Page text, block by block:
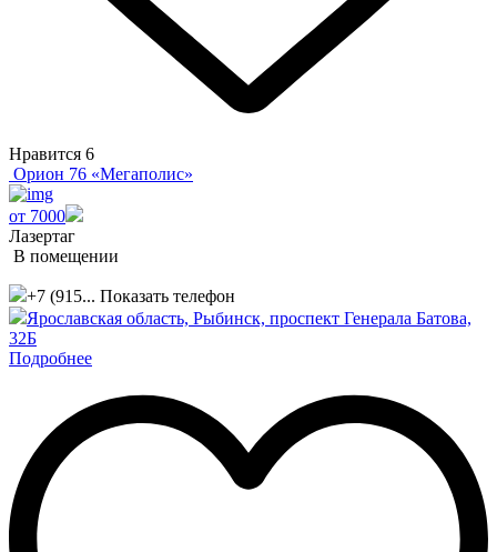
Нравится 6
Орион 76 «Мегаполис»
от 7000
Лазертаг
В помещении
+7 (915... Показать телефон
Ярославская область, Рыбинск, проспект Генерала Батова,
32Б
Подробнее